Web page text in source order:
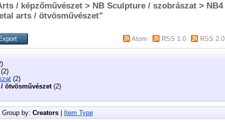
/ képzőművészet > NB Sculpture / szobrászat > NB4
arts / ötvösművészet"
Atom RSS 1.0 RSS 2.0
(2)
(2)
ötvösművészet(2)
Group by: Creators Item Type